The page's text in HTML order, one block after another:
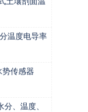
温度电导率
势传感器
分、温度、